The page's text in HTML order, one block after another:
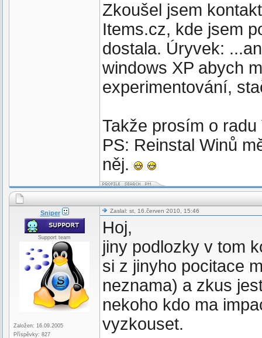
Zkoušel jsem
Items.cz, kde jsem
dostala. Úryvek:
windows XP abych
experimentování,
Takže prosím o
PS: Reinstal Winů
něj.
Sniper
Support team
Založen: 16.09.2005
Příspěvky: 827
Zaslal: st, 16.červen 2010, 15:46
Hoj,
jiny podlozky v tom
si z jinyho pocitace
neznama) a zkus
nekoho kdo ma
vyzkouset.